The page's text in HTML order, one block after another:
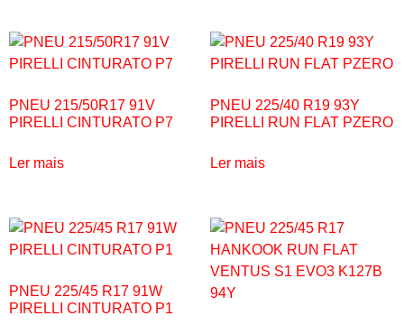
PNEU 215/50R17 91V
PIRELLI CINTURATO P7
Ler mais
PNEU 225/40 R19 93Y
PIRELLI RUN FLAT PZERO
Ler mais
PNEU 225/45 R17 91W
PIRELLI CINTURATO P1